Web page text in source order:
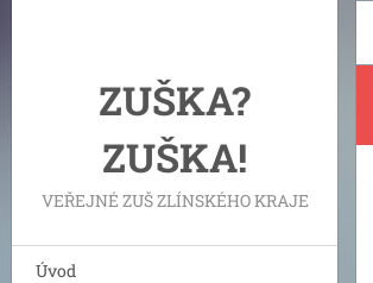
ZUŠKA?
ZUŠKA!
VEŘEJNÉ ZUŠ ZLÍNSKÉHO KRAJE
Úvod